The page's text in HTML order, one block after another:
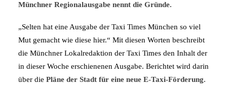
Münchner Regionalausgabe nennt die Gründe.
„Selten hat eine Ausgabe der Taxi Times München so viel
Mut gemacht wie diese hier.“ Mit diesen Worten beschreibt
die Münchner Lokalredaktion der Taxi Times den Inhalt der
in dieser Woche erschienenen Ausgabe. Berichtet wird darin
über die Pläne der Stadt für eine neue E-Taxi-Förderung.